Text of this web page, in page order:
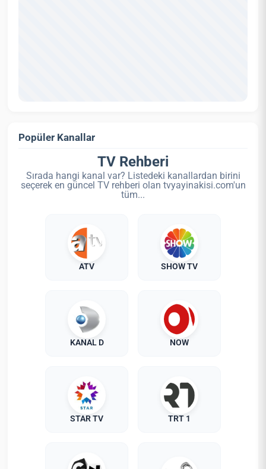
Popüler Kanallar
TV Rehberi
Sırada hangi kanal var? Listedeki kanallardan birini
seçerek en güncel TV rehberi olan tvyayinakisi.com'un
tüm...
ATV SHOW TV
KANAL D NOW
STAR TV TRT 1